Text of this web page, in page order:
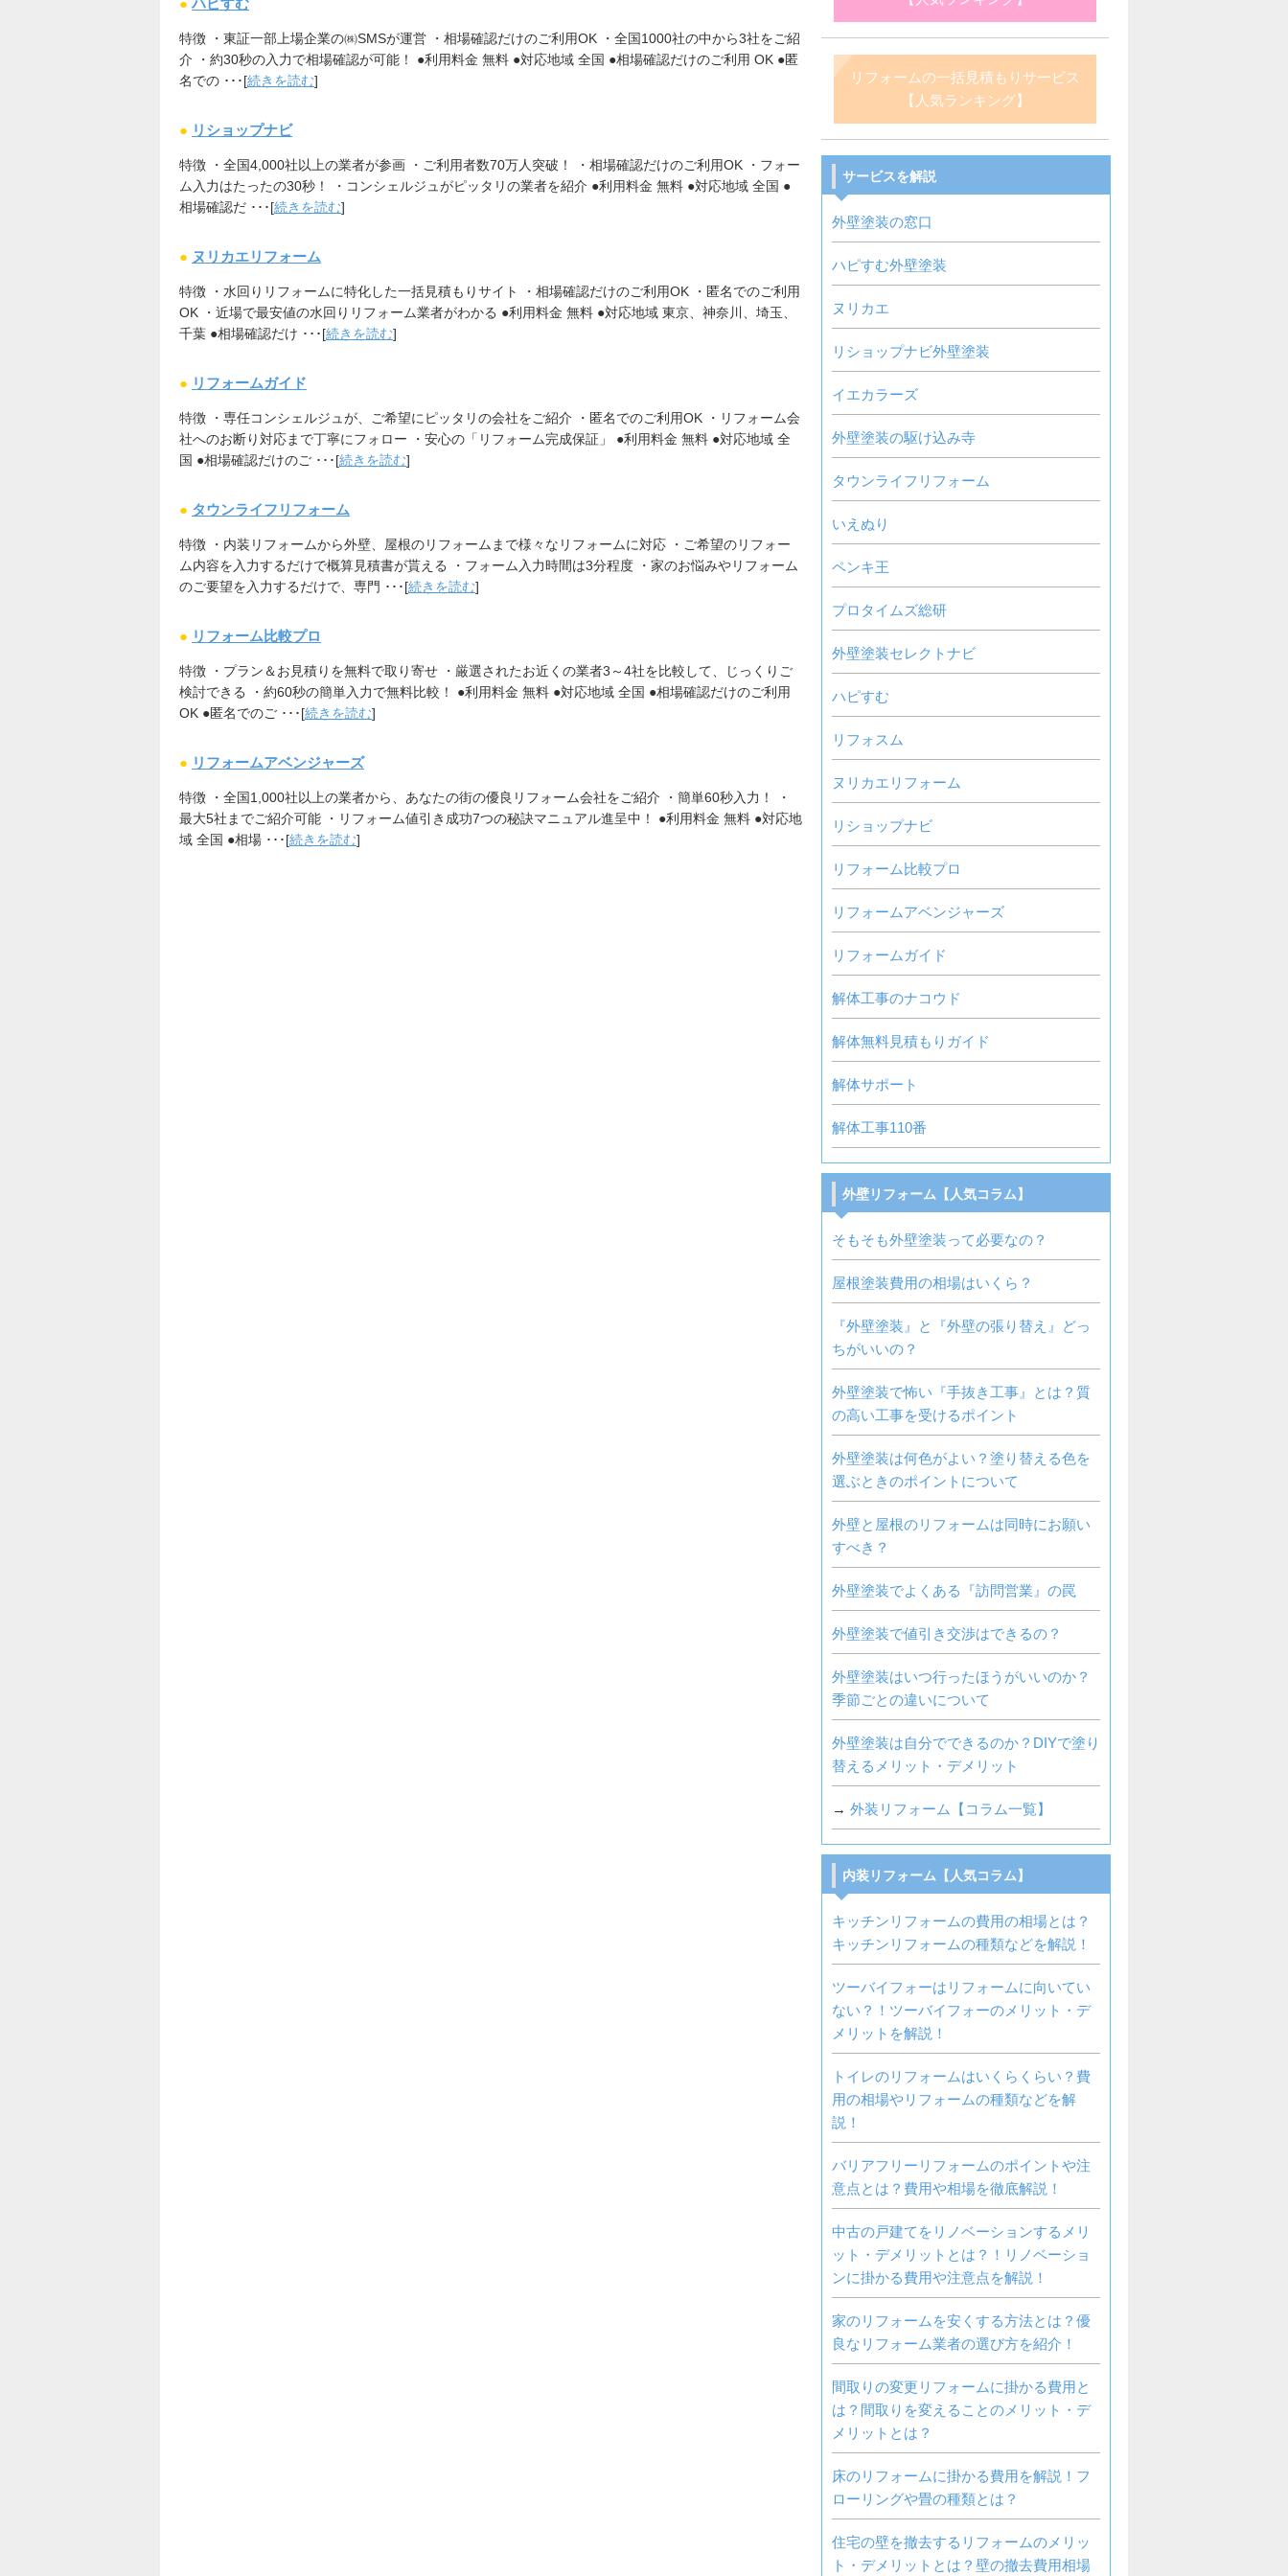
●ハピすむ
特徴 ・東証一部上場企業の㈱SMSが運営 ・相場確認だけのご利用OK ・全国1000社の中から3社をご紹
介 ・約30秒の入力で相場確認が可能！ ●利用料金 無料 ●対応地域 全国 ●相場確認だけのご利用 OK ●匿
名での ･･･[続きを読む]
● リショップナビ
特徴 ・全国4,000社以上の業者が参画 ・ご利用者数70万人突破！ ・相場確認だけのご利用OK ・フォー
ム入力はたったの30秒！ ・コンシェルジュがピッタリの業者を紹介 ●利用料金 無料 ●対応地域 全国 ●
相場確認だ ･･･[続きを読む]
● ヌリカエリフォーム
特徴 ・水回りリフォームに特化した一括見積もりサイト ・相場確認だけのご利用OK ・匿名でのご利用
OK ・近場で最安値の水回りリフォーム業者がわかる ●利用料金 無料 ●対応地域 東京、神奈川、埼玉、
千葉 ●相場確認だけ ･･･[続きを読む]
● リフォームガイド
特徴 ・専任コンシェルジュが、ご希望にピッタリの会社をご紹介 ・匿名でのご利用OK ・リフォーム会
社へのお断り対応まで丁寧にフォロー ・安心の「リフォーム完成保証」 ●利用料金 無料 ●対応地域 全
国 ●相場確認だけのご ･･･[続きを読む]
● タウンライフリフォーム
特徴 ・内装リフォームから外壁、屋根のリフォームまで様々なリフォームに対応 ・ご希望のリフォー
ム内容を入力するだけで概算見積書が貰える ・フォーム入力時間は3分程度 ・家のお悩みやリフォーム
のご要望を入力するだけで、専門 ･･･[続きを読む]
● リフォーム比較プロ
特徴 ・プラン＆お見積りを無料で取り寄せ ・厳選されたお近くの業者3～4社を比較して、じっくりご
検討できる ・約60秒の簡単入力で無料比較！ ●利用料金 無料 ●対応地域 全国 ●相場確認だけのご利用
OK ●匿名でのご ･･･[続きを読む]
● リフォームアベンジャーズ
特徴 ・全国1,000社以上の業者から、あなたの街の優良リフォーム会社をご紹介 ・簡単60秒入力！ ・
最大5社までご紹介可能 ・リフォーム値引き成功7つの秘訣マニュアル進呈中！ ●利用料金 無料 ●対応地
域 全国 ●相場 ･･･[続きを読む]
リフォームの一括見積もりサービス
【人気ランキング】
サービスを解説
外壁塗装の窓口
ハピすむ外壁塗装
ヌリカエ
リショップナビ外壁塗装
イエカラーズ
外壁塗装の駆け込み寺
タウンライフリフォーム
いえぬり
ペンキ王
プロタイムズ総研
外壁塗装セレクトナビ
ハピすむ
リフォスム
ヌリカエリフォーム
リショップナビ
リフォーム比較プロ
リフォームアベンジャーズ
リフォームガイド
解体工事のナコウド
解体無料見積もりガイド
解体サポート
解体工事110番
外壁リフォーム【人気コラム】
そもそも外壁塗装って必要なの？
屋根塗装費用の相場はいくら？
『外壁塗装』と『外壁の張り替え』どっ
ちがいいの？
外壁塗装で怖い『手抜き工事』とは？質
の高い工事を受けるポイント
外壁塗装は何色がよい？塗り替える色を
選ぶときのポイントについて
外壁と屋根のリフォームは同時にお願い
すべき？
外壁塗装でよくある『訪問営業』の罠
外壁塗装で値引き交渉はできるの？
外壁塗装はいつ行ったほうがいいのか？
季節ごとの違いについて
外壁塗装は自分でできるのか？DIYで塗り
替えるメリット・デメリット
→ 外装リフォーム【コラム一覧】
内装リフォーム【人気コラム】
キッチンリフォームの費用の相場とは？
キッチンリフォームの種類などを解説！
ツーバイフォーはリフォームに向いてい
ない？！ツーバイフォーのメリット・デ
メリットを解説！
トイレのリフォームはいくらくらい？費
用の相場やリフォームの種類などを解
説！
バリアフリーリフォームのポイントや注
意点とは？費用や相場を徹底解説！
中古の戸建てをリノベーションするメリ
ット・デメリットとは？！リノベーショ
ンに掛かる費用や注意点を解説！
家のリフォームを安くする方法とは？優
良なリフォーム業者の選び方を紹介！
間取りの変更リフォームに掛かる費用と
は？間取りを変えることのメリット・デ
メリットとは？
床のリフォームに掛かる費用を解説！フ
ローリングや畳の種類とは？
住宅の壁を撤去するリフォームのメリッ
ト・デメリットとは？壁の撤去費用相場